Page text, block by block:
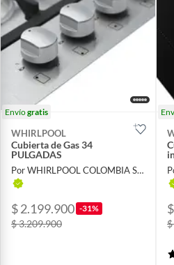
Envíogratis
WHIRLPOOL
Cubierta de Gas 34
PULGADAS
Por WHIRLPOOL COLOMBIA S A S
$ 2.199.900 -31%
$ 3.209.900